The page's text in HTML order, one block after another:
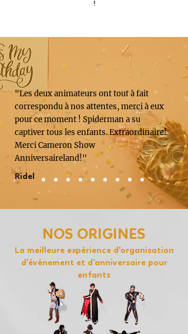
!
"Les deux animateurs ont tout à fait
correspondu à nos attentes, merci à eux
pour ce moment ! Spiderman a su
captiver tous les enfants. Extraordinaire!
Merci Cameron Show
Anniversaireland!"
Ridel
NOS ORIGINES
La meilleure expérience d'organisation
d'événement et d'anniversaire pour
enfants